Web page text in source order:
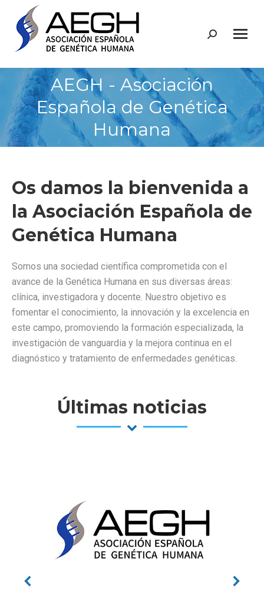
Buscar:
AEGH - Asociación
Española de Genética
Humana
Os damos la bienvenida a
la Asociación Española de
Genética Humana
Somos una sociedad científica comprometida con el
avance de la Genética Humana en sus diversas áreas:
clínica, investigadora y docente. Nuestro objetivo es
fomentar el conocimiento, la innovación y la excelencia en
este campo, promoviendo la formación especializada, la
investigación de vanguardia y la mejora continua en el
diagnóstico y tratamiento de enfermedades genéticas.
Últimas noticias